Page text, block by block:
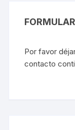
Por favor
contacto